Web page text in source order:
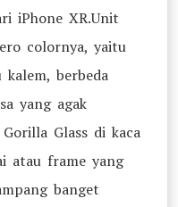
iPhone XR.Unit
colornya, yaitu
berbeda
yang agak
Glass di kaca
atau frame yang
banget